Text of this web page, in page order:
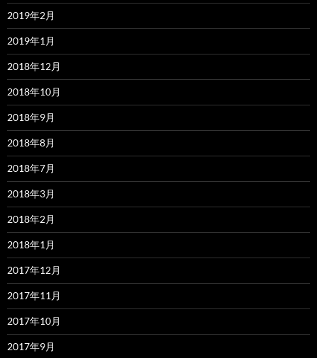
2019年2月
2019年1月
2018年12月
2018年10月
2018年9月
2018年8月
2018年7月
2018年3月
2018年2月
2018年1月
2017年12月
2017年11月
2017年10月
2017年9月